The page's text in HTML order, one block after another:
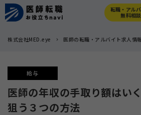
転職・アル
無料相談
株式会社MED.eye 医師の転職・アルバイト求人情
給与
医師の年収の手取り額はい
狙う３つの方法